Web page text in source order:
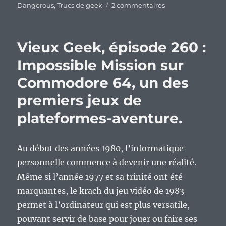
Dangerous,Trucs de geek 2 commentairessur
264
Rick
Dangerous,
ou
of
Indiana
Jones.
Vieux Geek, épisode 260 :
Impossible Mission sur
Commodore 64, un des
premiers jeux de
plateformes-aventure.
Au début des années 1980, l’informatique
personnelle commence à devenir une réalité.
Même si l’année 1977 et sa trinité ont été
marquantes, le krach du jeu vidéo de 1983
permet à l’ordinateur qui est plus versatile,
pouvant servir de base pour jouer ou faire ses